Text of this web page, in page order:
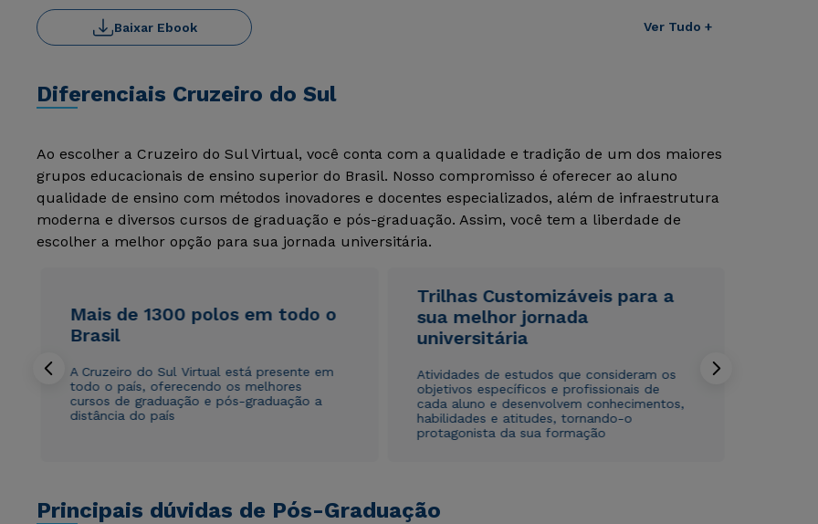
Ver Tudo +
Baixar Ebook
Diferenciais Cruzeiro do Sul
Ao escolher a Cruzeiro do Sul Virtual, você conta com a qualidade e tradição de um dos maiores
grupos educacionais de ensino superior do Brasil. Nosso compromisso é oferecer ao aluno
qualidade de ensino com métodos inovadores e docentes especializados, além de infraestrutura
moderna e diversos cursos de graduação e pós-graduação. Assim, você tem a liberdade de
escolher a melhor opção para sua jornada universitária.
Mais de 1300 polos em todo o
Brasil
A Cruzeiro do Sul Virtual está presente em
todo o país, oferecendo os melhores
cursos de graduação e pós-graduação a
distância do país
Trilhas Customizáveis para a
sua melhor jornada
universitária
Atividades de estudos que consideram os
objetivos específicos e profissionais de
cada aluno e desenvolvem conhecimentos,
habilidades e atitudes, tornando-o
protagonista da sua formação
Principais dúvidas de Pós-Graduação
Rápido e fácil
WhatsApp
Rápido e fácil
WhatsApp